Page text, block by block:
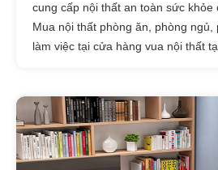
cung cấp nội thất an toàn sức khỏe
Mua nội thất phòng ăn, phòng ngủ,
làm việc tại cửa hàng vua nội thất